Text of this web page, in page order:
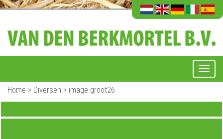
Home > Diversen > image-groot26